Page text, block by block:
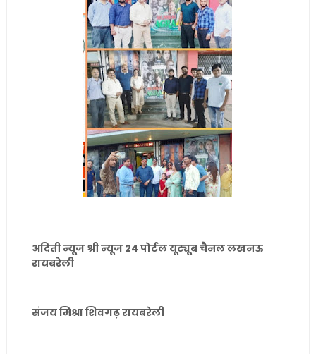
अदिती न्यूज श्री न्यूज 24 पोर्टल यूट्यूब चैनल लखनऊ
रायबरेली
संजय मिश्रा शिवगढ़ रायबरेली